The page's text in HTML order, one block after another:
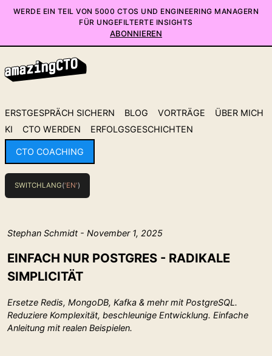
WERDE EIN TEIL VON 5000 CTOS UND ENGINEERING MANAGERN
FÜR UNGEFILTERTE INSIGHTS
ABONNIEREN
ERSTGESPRÄCH SICHERN BLOG VORTRÄGE
ÜBER MICH
KI
CTO WERDEN ERFOLGSGESCHICHTEN
CTO COACHING
SWITCHLANG('EN')
Stephan Schmidt - November 1, 2025
EINFACH NUR POSTGRES - RADIKALE
SIMPLICITÄT
Ersetze Redis, MongoDB, Kafka & mehr mit PostgreSQL.
Reduziere Komplexität, beschleunige Entwicklung. Einfache
Anleitung mit realen Beispielen.